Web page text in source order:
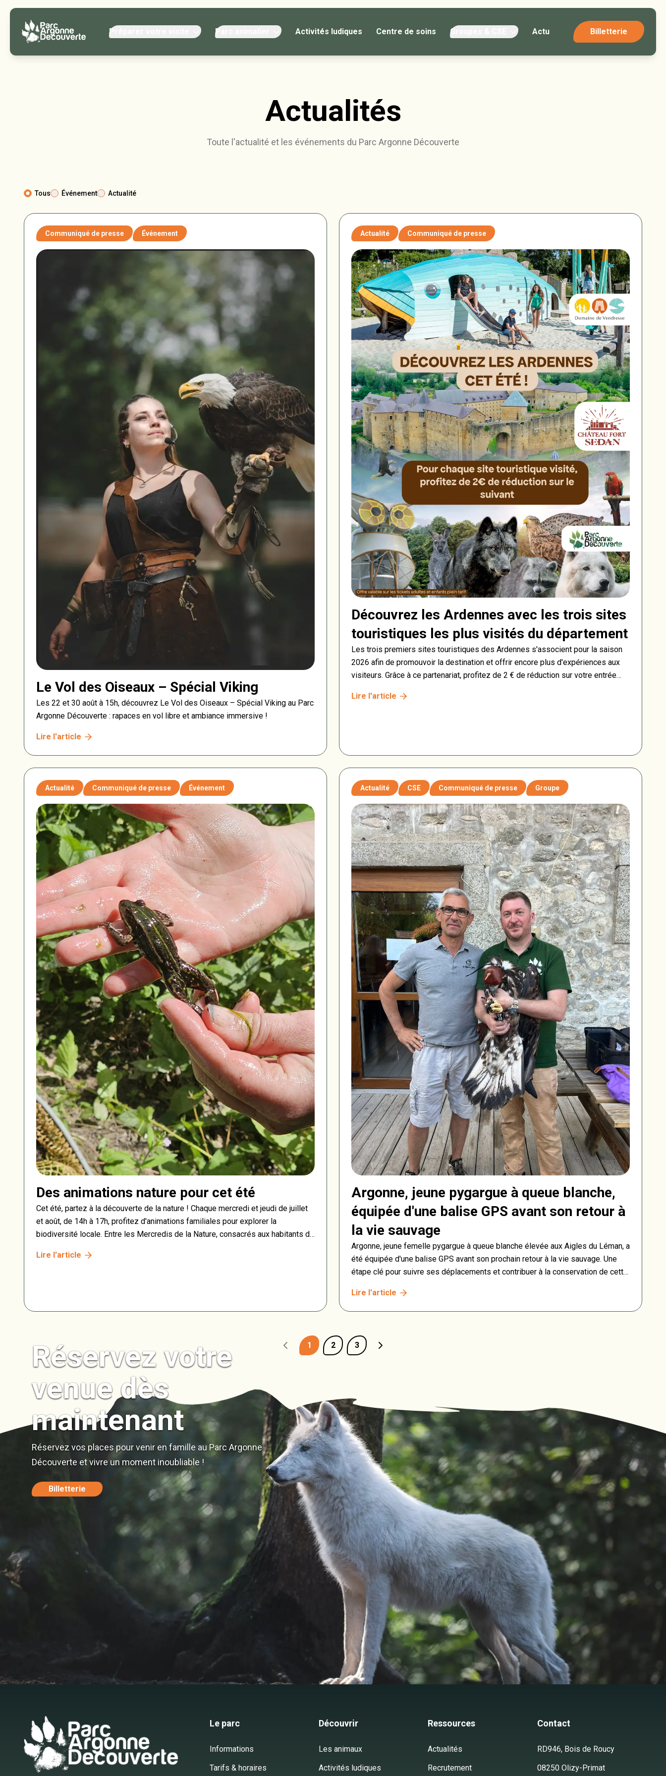
Préparer votre visite Parc animalier Activités ludiques Centre de soins Groupes & CSE Actu Billetterie
Actualités
Toute l'actualité et les événements du Parc Argonne Découverte
Tous Événement Actualité
Communiqué de presse Événement
Le Vol des Oiseaux – Spécial Viking
Les 22 et 30 août à 15h, découvrez Le Vol des Oiseaux – Spécial Viking au Parc
Argonne Découverte : rapaces en vol libre et ambiance immersive !
Lire l'article
Actualité Communiqué de presse
Découvrez les Ardennes avec les trois sites
touristiques les plus visités du département
Les trois premiers sites touristiques des Ardennes s'associent pour la saison
2026 afin de promouvoir la destination et offrir encore plus d'expériences aux
visiteurs. Grâce à ce partenariat, profitez de 2 € de réduction sur votre entrée
nature et des loisirs au cœur des Ardennes.
Lire l'article
Actualité Communiqué de presse Événement
Des animations nature pour cet été
Cet été, partez à la découverte de la nature ! Chaque mercredi et jeudi de juillet
et août, de 14h à 17h, profitez d'animations familiales pour explorer la
biodiversité locale. Entre les Mercredis de la Nature, consacrés aux habitants de
chercheurs du CERFE, vivez des après-midis riches en découvertes et en
Lire l'article
Actualité CSE Communiqué de presse Groupe
Argonne, jeune pygargue à queue blanche,
équipée d'une balise GPS avant son retour à
la vie sauvage
Argonne, jeune femelle pygargue à queue blanche élevée aux Aigles du Léman, a
été équipée d'une balise GPS avant son prochain retour à la vie sauvage. Une
étape clé pour suivre ses déplacements et contribuer à la conservation de cette
Lire l'article
1 2 3
Réservez votre
venue dès
maintenant
Réservez vos places pour venir en famille au Parc Argonne
Découverte et vivre un moment inoubliable !
Billetterie
Le parc
Informations
Tarifs & horaires
Découvrir
Les animaux
Activités ludiques
Ressources
Actualités
Recrutement
Contact
RD946, Bois de Roucy
08250 Olizy-Primat
Ce site
Utilise des cookies !